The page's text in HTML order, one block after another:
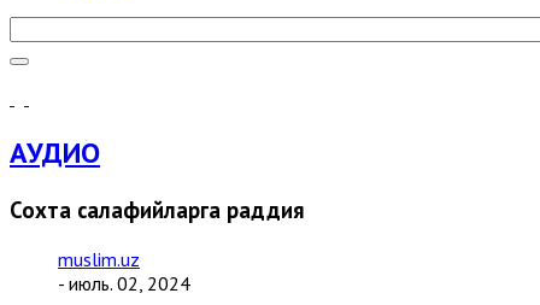
АУДИО
Сохта салафийларга раддия
muslim.uz
- июль. 02, 2024